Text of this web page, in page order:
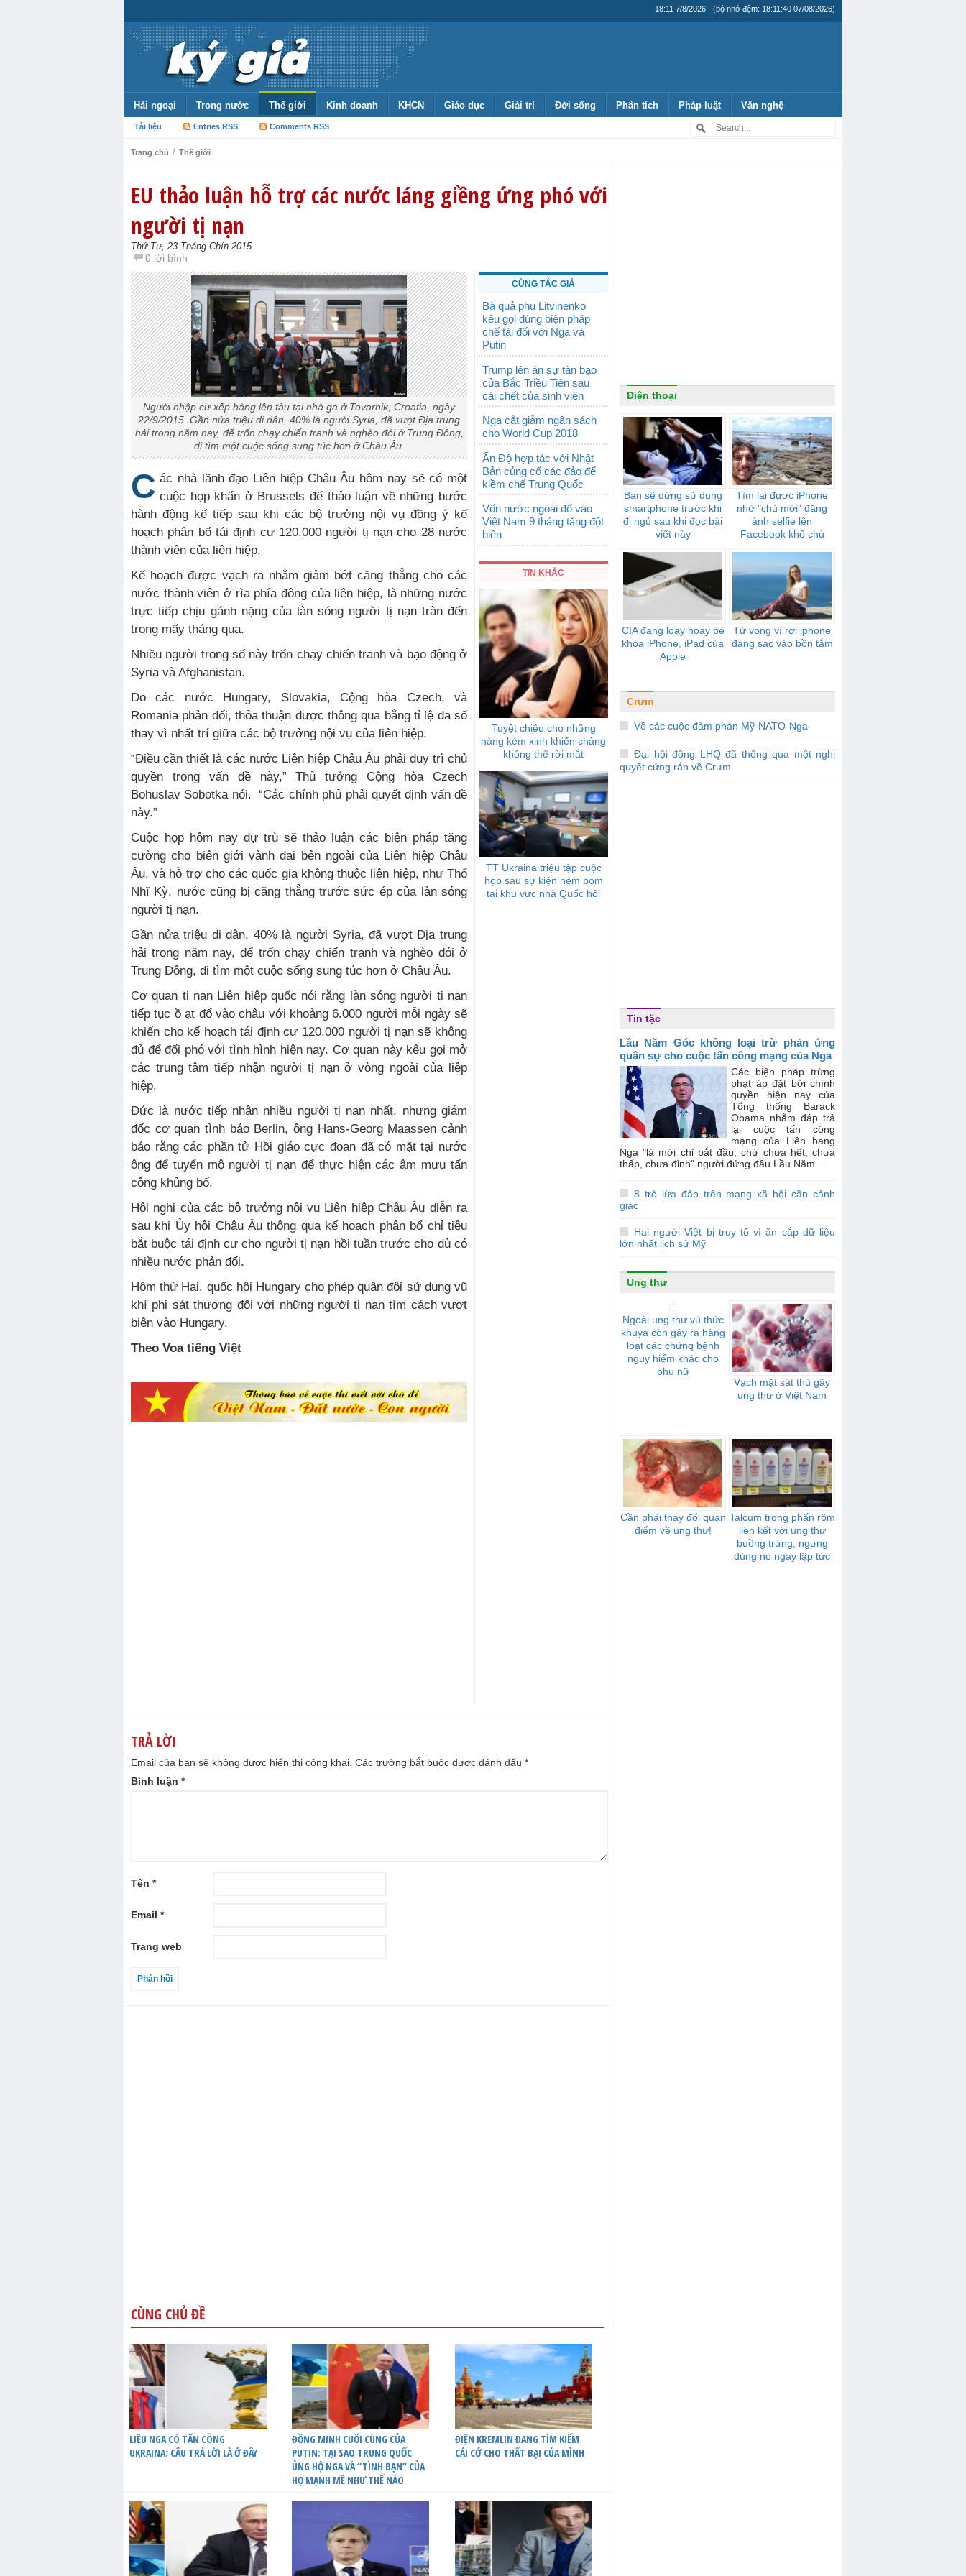
18:11 7/8/2026 - (bộ nhớ đệm: 18:11:40 07/08/2026)
Hải ngoại Trong nước Thế giới Kinh doanh KHCN Giáo dục Giải trí Đời sống Phân tích Pháp luật Văn nghệ
Tài liệu Entries RSS Comments RSS
Trang chủ / Thế giới
EU thảo luận hỗ trợ các nước láng giềng ứng phó với
người tị nạn
Thứ Tư, 23 Tháng Chín 2015
0 lời bình
Người nhập cư xếp hàng lên tàu tại nhà ga ở Tovarnik, Croatia, ngày
22/9/2015. Gần nửa triệu di dân, 40% là người Syria, đã vượt Ðịa trung
hải trong năm nay, để trốn chạy chiến tranh và nghèo đói ở Trung Ðông,
đi tìm một cuộc sống sung túc hơn ở Châu Âu.
C ác nhà lãnh đạo Liên hiệp Châu Âu hôm nay sẽ có một
cuộc họp khẩn ở Brussels để thảo luận về những bước
hành động kế tiếp sau khi các bộ trưởng nội vụ đồng ý kế
hoạch phân bổ tái định cư 120.000 người tị nạn cho 28 nước
thành viên của liên hiệp.
Kế hoạch được vạch ra nhằm giảm bớt căng thẳng cho các
nước thành viên ở rìa phía đông của liên hiệp, là những nước
trực tiếp chịu gánh nặng của làn sóng người tị nạn tràn đến
trong mấy tháng qua.
Nhiều người trong số này trốn chạy chiến tranh và bạo động ở
Syria và Afghanistan.
Do các nước Hungary, Slovakia, Cộng hòa Czech, và
Romania phản đối, thỏa thuận được thông qua bằng tỉ lệ đa số
thay vì nhất trí giữa các bộ trưởng nội vụ của liên hiệp.
“Điều cần thiết là các nước Liên hiệp Châu Âu phải duy trì chủ
quyền trong vấn đề này,” Thủ tướng Cộng hòa Czech
Bohuslav Sobotka nói. “Các chính phủ phải quyết định vấn đề
này.”
Cuộc họp hôm nay dự trù sẽ thảo luận các biện pháp tăng
cường cho biên giới vành đai bên ngoài của Liên hiệp Châu
Âu, và hỗ trợ cho các quốc gia không thuộc liên hiệp, như Thổ
Nhĩ Kỳ, nước cũng bị căng thẳng trước sức ép của làn sóng
người tị nạn.
Gần nửa triệu di dân, 40% là người Syria, đã vượt Ðịa trung
hải trong năm nay, để trốn chạy chiến tranh và nghèo đói ở
Trung Ðông, đi tìm một cuộc sống sung túc hơn ở Châu Âu.
Cơ quan tị nạn Liên hiệp quốc nói rằng làn sóng người tị nạn
tiếp tục ồ ạt đổ vào châu với khoảng 6.000 người mỗi ngày sẽ
khiến cho kế hoạch tái định cư 120.000 người tị nạn sẽ không
đủ để đối phó với tình hình hiện nay. Cơ quan này kêu gọi mở
các trung tâm tiếp nhận người tị nạn ở vòng ngoài của liêp
hiệp.
Đức là nước tiếp nhận nhiều người tị nạn nhất, nhưng giám
đốc cơ quan tình báo Berlin, ông Hans-Georg Maassen cảnh
báo rằng các phần tử Hồi giáo cực đoan đã có mặt tại nước
ông để tuyển mộ người tị nạn để thực hiện các âm mưu tấn
công khủng bố.
Hội nghị của các bộ trưởng nội vụ Liên hiệp Châu Âu diễn ra
sau khi Ủy hội Châu Âu thông qua kế hoạch phân bổ chỉ tiêu
bắt buộc tái định cư cho người tị nạn hồi tuần trước cho dù có
nhiều nước phản đối.
Hôm thứ Hai, quốc hội Hungary cho phép quân đội sử dụng vũ
khí phi sát thương đối với những người tị nạn tìm cách vượt
biên vào Hungary.
Theo Voa tiếng Việt
CÙNG TÁC GIẢ
Bà quả phụ Litvinenko
kêu gọi dùng biện pháp
chế tài đối với Nga và
Putin
Trump lên án sự tàn bạo
của Bắc Triều Tiên sau
cái chết của sinh viên
Nga cắt giảm ngân sách
cho World Cup 2018
Ấn Độ hợp tác với Nhật
Bản củng cố các đảo để
kiềm chế Trung Quốc
Vốn nước ngoài đổ vào
Việt Nam 9 tháng tăng đột
biến
TIN KHÁC
Tuyệt chiêu cho những
nàng kém xinh khiến chàng
không thể rời mắt
TT Ukraina triệu tập cuộc
họp sau sự kiện ném bom
tại khu vực nhà Quốc hội
TRẢ LỜI
Email của bạn sẽ không được hiển thị công khai. Các trường bắt buộc được đánh dấu *
Bình luận *
Tên *
Email *
Trang web
CÙNG CHỦ ĐỀ
LIỆU NGA CÓ TẤN CÔNG
UKRAINA: CÂU TRẢ LỜI LÀ Ở ĐÂY
ĐỒNG MINH CUỐI CÙNG CỦA
PUTIN: TẠI SAO TRUNG QUỐC
ỦNG HỘ NGA VÀ “TÌNH BẠN” CỦA
HỌ MẠNH MẼ NHƯ THẾ NÀO
ĐIỆN KREMLIN ĐANG TÌM KIẾM
CÁI CỚ CHO THẤT BẠI CỦA MÌNH
Điện thoại
Bạn sẽ dừng sử dụng
smartphone trước khi
đi ngủ sau khi đọc bài
viết này
Tìm lại được iPhone
nhờ "chủ mới" đăng
ảnh selfie lên
Facebook khổ chủ
CIA đang loay hoay bẻ
khóa iPhone, iPad của
Apple
Tử vong vì rơi iphone
đang sạc vào bồn tắm
Crưm
Về các cuộc đàm phán Mỹ-NATO-Nga
Đại hội đồng LHQ đã thông qua một nghị
quyết cứng rắn về Crưm
Tin tặc
Lầu Năm Góc không loại trừ phản ứng
quân sự cho cuộc tấn công mạng của Nga
Các biện pháp trừng
phạt áp đặt bởi chính
quyền hiện nay của
Tổng thống Barack
Obama nhằm đáp trả
lại cuộc tấn công
mạng của Liên bang
Nga "là mới chỉ bắt đầu, chứ chưa hết, chưa
thấp, chưa đỉnh" người đứng đầu Lầu Năm...
8 trò lừa đảo trên mạng xã hội cần cảnh
giác
Hai người Việt bị truy tố vì ăn cắp dữ liệu
lớn nhất lịch sử Mỹ
Ung thư
Ngoài ung thư vú thức
khuya còn gây ra hàng
loạt các chứng bệnh
nguy hiểm khác cho
phụ nữ
Vạch mặt sát thủ gây
ung thư ở Việt Nam
Cần phải thay đổi quan
điểm về ung thư!
Talcum trong phấn rôm
liên kết với ung thư
buồng trứng, ngưng
dùng nó ngay lập tức